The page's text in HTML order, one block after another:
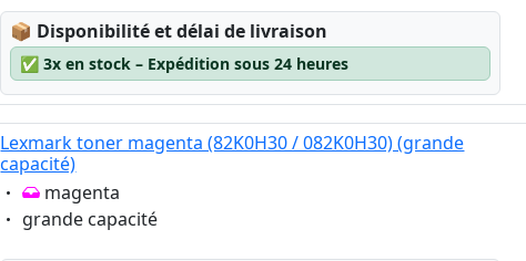
📦 Lagerstatus:
Disponibilité et délai de livraison
✅ 3x en stock – Expédition sous 24 heures
Lexmark toner magenta (82K0H30 / 082K0H30) (grande
capacité)
Eigenschaft:
magenta
Eigenschaft:
grande capacité